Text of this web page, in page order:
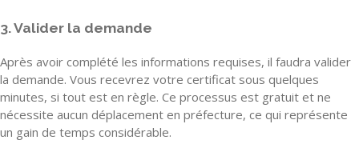
3. Valider la demande
Après avoir complété les informations requises, il faudra valider
la demande. Vous recevrez votre certificat sous quelques
minutes, si tout est en règle. Ce processus est gratuit et ne
nécessite aucun déplacement en préfecture, ce qui représente
un gain de temps considérable.